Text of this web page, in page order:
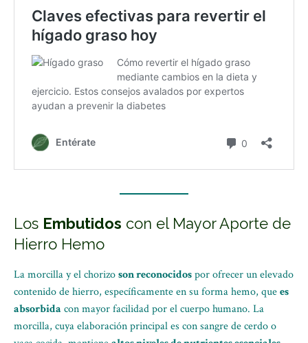
Los Embutidos con el Mayor Aporte de
Hierro Hemo
La morcilla y el chorizoson reconocidospor ofrecer un elevado
contenido de hierro, específicamente en su forma hemo, quees
absorbida con mayor facilidad por el cuerpo humano. La
morcilla, cuya elaboración principal es con sangre de cerdo o